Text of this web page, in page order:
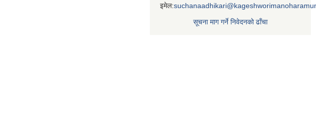
इमेल:
सूचना माग गर्ने निवेदनको ढाँचा